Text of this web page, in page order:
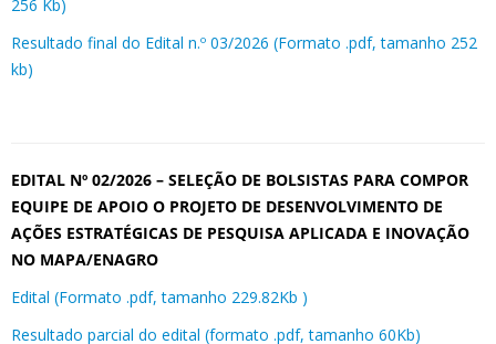
256 Kb)
Resultado final do Edital n.º 03/2026 (Formato .pdf, tamanho 252
kb)
EDITAL Nº 02/2026 – SELEÇÃO DE BOLSISTAS PARA COMPOR
EQUIPE DE APOIO O PROJETO DE DESENVOLVIMENTO DE
AÇÕES ESTRATÉGICAS DE PESQUISA APLICADA E INOVAÇÃO
NO MAPA/ENAGRO
Edital (Formato .pdf, tamanho 229.82Kb )
Resultado parcial do edital (formato .pdf, tamanho 60Kb)